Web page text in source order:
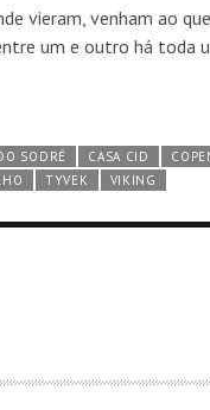
vieram, venham ao
um e outro há toda
SODRÉ CASA CID
TYVEK VIKING